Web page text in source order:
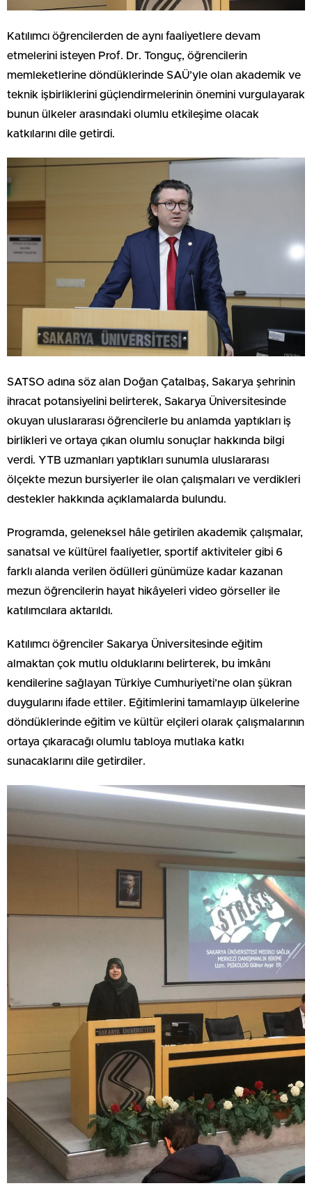
Katılımcı öğrencilerden de aynı faaliyetlere devam
etmelerini isteyen Prof. Dr. Tonguç, öğrencilerin
memleketlerine döndüklerinde SAÜ’yle olan akademik ve
teknik işbirliklerini güçlendirmelerinin önemini vurgulayarak
bunun ülkeler arasındaki olumlu etkileşime olacak
katkılarını dile getirdi.
SATSO adına söz alan Doğan Çatalbaş, Sakarya şehrinin
ihracat potansiyelini belirterek, Sakarya Üniversitesinde
okuyan uluslararası öğrencilerle bu anlamda yaptıkları iş
birlikleri ve ortaya çıkan olumlu sonuçlar hakkında bilgi
verdi. YTB uzmanları yaptıkları sunumla uluslararası
ölçekte mezun bursiyerler ile olan çalışmaları ve verdikleri
destekler hakkında açıklamalarda bulundu.
Programda, geleneksel hâle getirilen akademik çalışmalar,
sanatsal ve kültürel faaliyetler, sportif aktiviteler gibi 6
farklı alanda verilen ödülleri günümüze kadar kazanan
mezun öğrencilerin hayat hikâyeleri video görseller ile
katılımcılara aktarıldı.
Katılımcı öğrenciler Sakarya Üniversitesinde eğitim
almaktan çok mutlu olduklarını belirterek, bu imkânı
kendilerine sağlayan Türkiye Cumhuriyeti’ne olan şükran
duygularını ifade ettiler. Eğitimlerini tamamlayıp ülkelerine
döndüklerinde eğitim ve kültür elçileri olarak çalışmalarının
ortaya çıkaracağı olumlu tabloya mutlaka katkı
sunacaklarını dile getirdiler.